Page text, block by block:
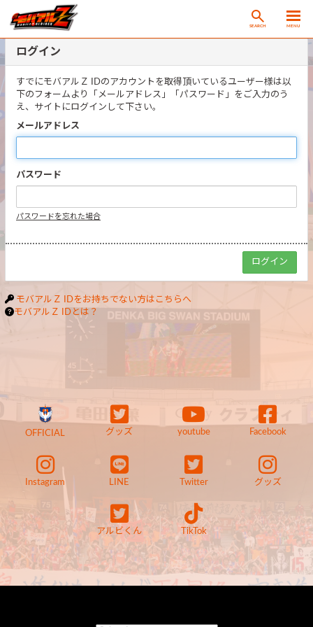
SEARCH MENU
ログイン
すでにモバアルＺ IDのアカウントを取得頂いているユーザー様は以
下のフォームより「メールアドレス」「パスワード」をご入力のう
え、サイトにログインして下さい。
メールアドレス
パスワード
パスワードを忘れた場合
モバアルＺ IDをお持ちでない方はこちらへ
モバアルＺ IDとは？
OFFICIAL グッズ youtube Facebook
Instagram LINE Twitter グッズ
アルビくん TikTok